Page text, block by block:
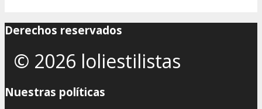
Derechos reservados
© 2026 loliestilistas
Nuestras políticas